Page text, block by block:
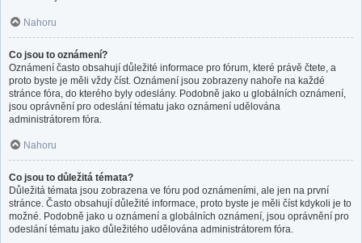
Nahoru
Co jsou to oznámení?
Oznámení často obsahují důležité informace pro fórum, které právě čtete, a
proto byste je měli vždy číst. Oznámení jsou zobrazeny nahoře na každé
stránce fóra, do kterého byly odeslány. Podobně jako u globálních oznámení,
jsou oprávnění pro odeslání tématu jako oznámení udělována
administrátorem fóra.
Nahoru
Co jsou to důležitá témata?
Důležitá témata jsou zobrazena ve fóru pod oznámeními, ale jen na první
stránce. Často obsahují důležité informace, proto byste je měli číst kdykoli je to
možné. Podobně jako u oznámení a globálních oznámení, jsou oprávnění pro
odeslání tématu jako důležitého udělována administrátorem fóra.